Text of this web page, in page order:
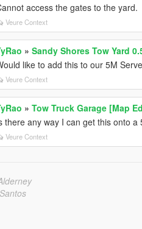
access the gates to the yard.
Veure Context
» Sandy Shores Tow Yard
like to add this to our 5M
Veure Context
» Tow Truck Garage [Map
there any way I can get this onto
Veure Context